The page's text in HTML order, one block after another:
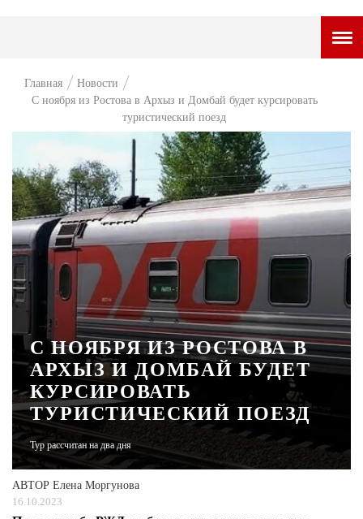
НОВОСТИ
ВОПРОС НЕДЕЛИ
ПРЕМЬЕРА
ТАМ И ТУТ
СТИЛЬ ЖИЗНИ
ХАЙП
ЧЕЛОВЕК ОСОБЕННЫЙ
КУЛЬТ ЕДЫ
АФИША
ЖУРНАЛ
Главная
Новости
С ноября из Ростова в Архыз и Домбай будет курсировать
туристический поезд
С НОЯБРЯ ИЗ РОСТОВА В
АРХЫЗ И ДОМБАЙ БУДЕТ
КУРСИРОВАТЬ
ТУРИСТИЧЕСКИЙ ПОЕЗД
Тур рассчитан на два дня
АВТОР Елена Моргунова
16.10.2023